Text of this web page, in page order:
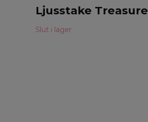
Ljusstake Treasure
Slut i lager